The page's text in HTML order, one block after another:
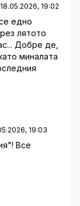
18.05.2026, 19:02
едно
лятото
Добре де,
миналата
19:03
Все